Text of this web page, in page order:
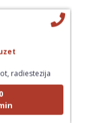
radiestezija